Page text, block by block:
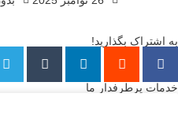
به اشتراک بگذارید!
خدمات پرطرفدار ما